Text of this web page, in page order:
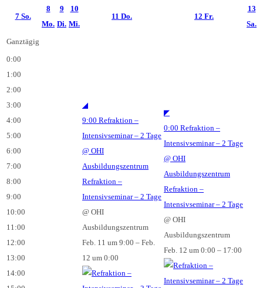
7 So.
8
Mo.
9
Di.
10
Mi.
11 Do. 12 Fr.
13
Sa.
Ganztägig
0:00
1:00
2:00
3:00
4:00
5:00
6:00
7:00
8:00
9:00
10:00
11:00
12:00
13:00
14:00
◢
9:00 Refraktion –
Intensivseminar – 2 Tage
@ OHI
Ausbildungszentrum
Refraktion –
Intensivseminar – 2 Tage
@ OHI
Ausbildungszentrum
Feb. 11 um 9:00 – Feb.
12 um 0:00
◤
0:00 Refraktion –
Intensivseminar – 2 Tage
@ OHI
Ausbildungszentrum
Refraktion –
Intensivseminar – 2 Tage
@ OHI
Ausbildungszentrum
Feb. 12 um 0:00 – 17:00